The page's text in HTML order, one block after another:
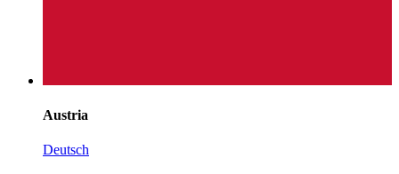
Austria
Deutsch